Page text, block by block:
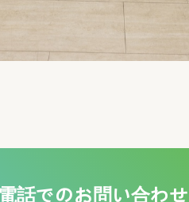
のための利用
果の通知
話でのお問い合わせ